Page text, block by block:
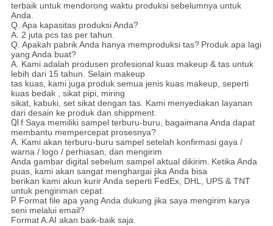
terbaik untuk mendorong waktu produksi sebelumnya untuk
Anda.
Q. Apa kapasitas produksi Anda?
A. 2 juta pcs tas per tahun.
Q. Apakah pabrik Anda hanya memproduksi tas? Produk apa lagi
yang Anda buat?
A. Kami adalah produsen profesional kuas makeup & tas untuk
lebih dari 15 tahun. Selain makeup
tas kuas, kami juga produk semua jenis kuas makeup, seperti
kuas bedak , sikat pipi, miring
sikat, kabuki, set sikat dengan tas. Kami menyediakan layanan
dari desain ke produk dan shippment.
QI f Saya memiliki sampel terburu-buru, bagaimana Anda dapat
membantu mempercepat prosesnya?
A. Kami akan terburu-buru sampel setelah konfirmasi gaya /
warna / logo / perhiasan, dan mengirim
Anda gambar digital sebelum sampel aktual dikirim. Ketika Anda
puas, kami akan sangat menghargai jika Anda bisa
berikan kami akun kurir Anda seperti FedEx, DHL, UPS & TNT
untuk pengiriman cepat.
P. Format file apa yang Anda dukung jika saya mengirim karya
seni melalui email?
Format A.AI akan baik-baik saja.